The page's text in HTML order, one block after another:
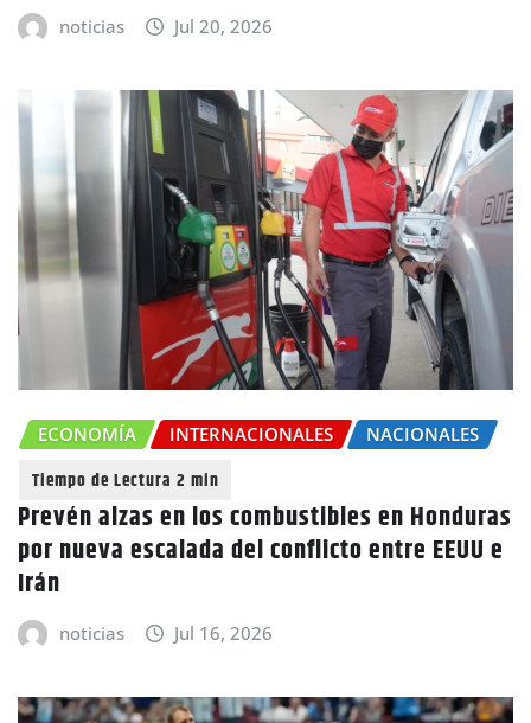
noticias Jul 20, 2026
ECONOMÍA INTERNACIONALES NACIONALES
Prevén alzas en los combustibles en Honduras
por nueva escalada del conflicto entre EEUU e
Irán
noticias Jul 16, 2026